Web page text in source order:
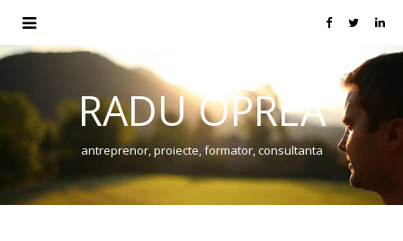
RADU OPREA
antreprenor, proiecte, formator, consultanta